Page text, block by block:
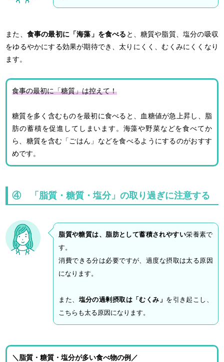
また、 食事の最初に「海藻」を食べる と、糖質や脂質、塩分の吸収
をゆるやかにする効果が期待でき、太りにくく、むくみにくくなり
ます。
食事の最初に「糖質」は控えて！
糖質を多く含むものを最初に食べると、血糖値が急上昇し、脂
肪の蓄積を促進してしまいます。海藻や野菜などを食べてか
ら、糖質を含む「ごはん」などを食べるようにするのがおすす
めです。
④ 「脂質・糖質・塩分」の取り過ぎに注意する
脂質や糖質は、脂肪として蓄積されやすい栄養素で
す。
消費できる分は必要ですが、過度な摂取は太る原因
になります。
また、 塩分の過剰摂取は「むくみ」 を引き起こし、
こちらも太る原因になります。
＼脂質・糖質・塩分が多い食べ物の例／